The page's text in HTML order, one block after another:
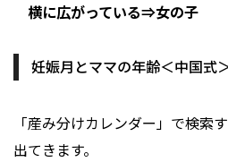
横に広がっている⇒女の子
妊娠月とママの年齢＜中国式
「産み分けカレンダー」で検索
出てきます。